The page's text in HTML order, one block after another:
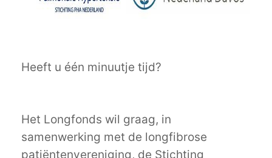
Heeft u één minuutje tijd?
Het Longfonds wil graag, in
samenwerking met de longfibrose
patiëntenvereniging, de Stichting